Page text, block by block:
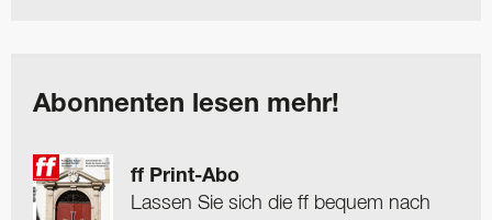
Abonnenten lesen mehr!
ff Print-Abo
Lassen Sie sich die ff bequem nach